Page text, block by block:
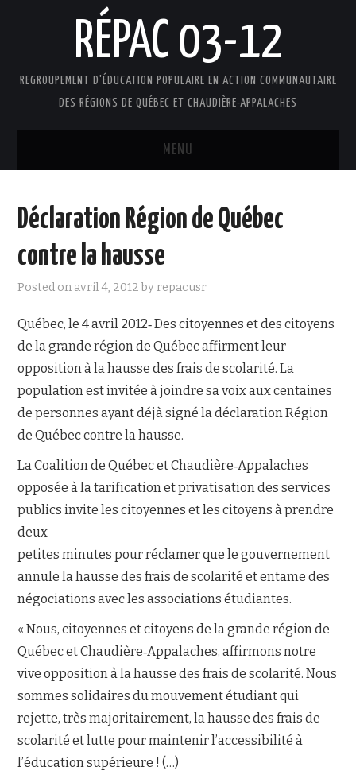
RÉPAC 03-12
REGROUPEMENT D'ÉDUCATION POPULAIRE EN ACTION COMMUNAUTAIRE
DES RÉGIONS DE QUÉBEC ET CHAUDIÈRE-APPALACHES
MENU
PRÉSENTATION
FAIRE UN DON !
NOUS JOINDRE
Déclaration Région de Québec
contre la hausse
Posted on avril 4, 2012 byrepacusr
Québec, le 4 avril 2012‐ Des citoyennes et des citoyens
de la grande région de Québec affirment leur
opposition à la hausse des frais de scolarité. La
population est invitée à joindre sa voix aux centaines
de personnes ayant déjà signé la déclaration Région
de Québec contre la hausse.
La Coalition de Québec et Chaudière‐Appalaches
opposée à la tarification et privatisation des services
publics invite les citoyennes et les citoyens à prendre
deux
petites minutes pour réclamer que le gouvernement
annule la hausse des frais de scolarité et entame des
négociations avec les associations étudiantes.
« Nous, citoyennes et citoyens de la grande région de
Québec et Chaudière‐Appalaches, affirmons notre
vive opposition à la hausse des frais de scolarité. Nous
sommes solidaires du mouvement étudiant qui
rejette, très majoritairement, la hausse des frais de
scolarité et lutte pour maintenir l’accessibilité à
l’éducation supérieure ! (…)